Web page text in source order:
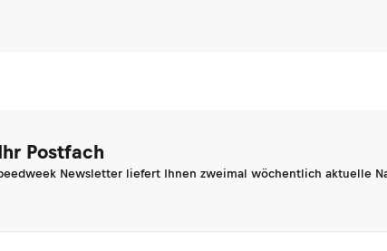
Postfach
Newsletter liefert Ihnen zweimal wöchentlich aktuelle